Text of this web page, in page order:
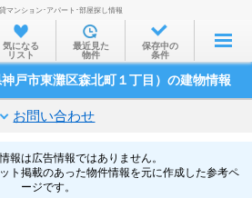
お部屋を探す
沿線・駅から
家賃相場から
通勤通学時間から
物件特集から
マンション･アパート･部屋探し情報
気になる
リスト
最近見た
物件
保存中の
条件
戸市東灘区森北町１丁目）の建物情報
お問い合わせ
報は広告情報ではありません。
ト掲載のあった物件情報を元に作成した参考ペ
ージです。